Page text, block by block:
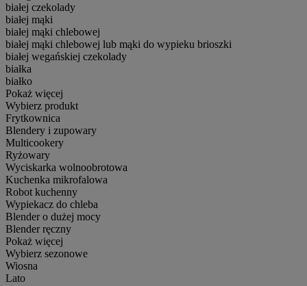
białej czekolady
białej mąki
białej mąki chlebowej
białej mąki chlebowej lub mąki do wypieku brioszki
białej wegańskiej czekolady
białka
białko
Pokaż więcej
Wybierz produkt
Frytkownica
Blendery i zupowary
Multicookery
Ryżowary
Wyciskarka wolnoobrotowa
Kuchenka mikrofalowa
Robot kuchenny
Wypiekacz do chleba
Blender o dużej mocy
Blender ręczny
Pokaż więcej
Wybierz sezonowe
Wiosna
Lato